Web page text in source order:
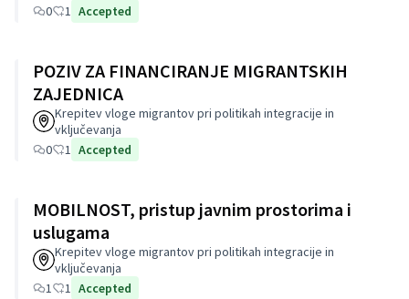
0
1 Accepted
POZIV ZA FINANCIRANJE MIGRANTSKIH
ZAJEDNICA
Krepitev vloge migrantov pri politikah integracije in
vključevanja
0
1 Accepted
MOBILNOST, pristup javnim prostorima i
uslugama
Krepitev vloge migrantov pri politikah integracije in
vključevanja
1
1 Accepted